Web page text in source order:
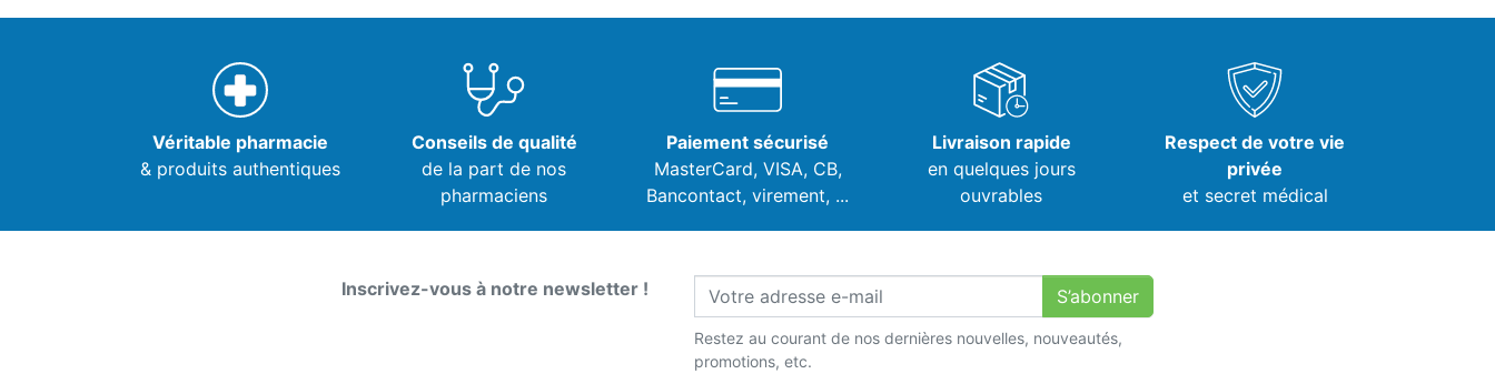
Véritable pharmacie
& produits authentiques
Conseils de qualité
de la part de nos
pharmaciens
Paiement sécurisé
MasterCard, VISA, CB,
Bancontact, virement, ...
Livraison rapide
en quelques jours
ouvrables
Respect de votre vie
privée
et secret médical
Inscrivez-vous à notre newsletter ! S’abonner
Restez au courant de nos dernières nouvelles, nouveautés,
promotions, etc.